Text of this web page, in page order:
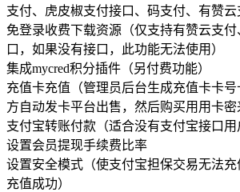
支付、虎皮椒支付接口、码支付、有赞云
免登录收费下载资源（仅支持有赞云支
口，如果没有接口，此功能无法使用）
集成mycred积分插件（另付费功能）
充值卡充值（管理员后台生成充值卡卡
方自动发卡平台出售，然后购买用用卡密
支付宝转账付款（适合没有支付宝接口用
设置会员提现手续费比率
设置安全模式（使支付宝担保交易无法
充值成功）